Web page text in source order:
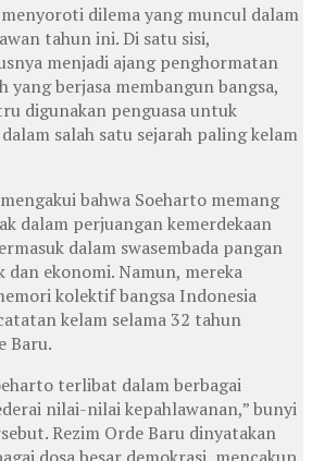
dilema yang muncul dalam
tahun ini. Di satu sisi,
menjadi ajang penghormatan
berjasa membangun bangsa,
digunakan penguasa untuk
salah satu sejarah paling kelam
bahwa Soeharto memang
dalam perjuangan kemerdekaan
dalam swasembada pangan
ekonomi. Namun, mereka
kolektif bangsa Indonesia
kelam selama 32 tahun
Baru.
terlibat dalam berbagai
nilai-nilai kepahlawanan,” bunyi
Rezim Orde Baru dinyatakan